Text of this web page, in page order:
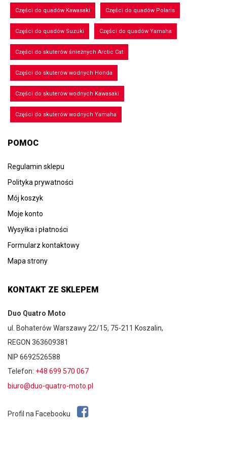
Części do quadów Kawasaki Części do quadów Polaris
Części do quadów Suzuki Części do quadów Yamaha
Części do skuterów śnieżnych Arctic Cat
Części do skuterów wodnych Honda
Części do skuterów wodnych Kawasaki
Części do skuterów wodnych Yamaha
POMOC
Regulamin sklepu
Polityka prywatności
Mój koszyk
Moje konto
Wysyłka i płatności
Formularz kontaktowy
Mapa strony
KONTAKT ZE SKLEPEM
Duo Quatro Moto
ul. Bohaterów Warszawy 22/15, 75-211 Koszalin,
REGON 363609381
NIP 6692526588
Telefon: +48 699 570 067
biuro@duo-quatro-moto.pl
Profil na Facebooku